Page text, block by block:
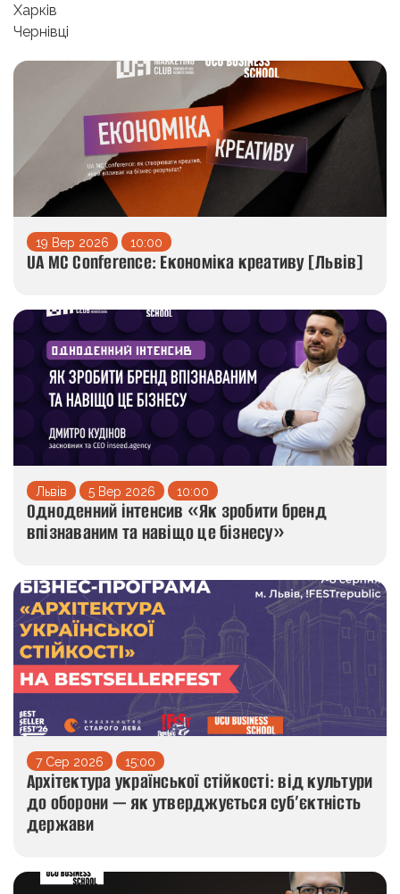
Харків
Чернівці
19 Вер 2026 10:00
UA MC Conference: Економіка креативу [Львів]
Львів 5 Вер 2026 10:00
Одноденний інтенсив «Як зробити бренд
впізнаваним та навіщо це бізнесу»
7 Сер 2026 15:00
Архітектура української стійкості: від культури
до оборони — як утверджується суб’єктність
держави